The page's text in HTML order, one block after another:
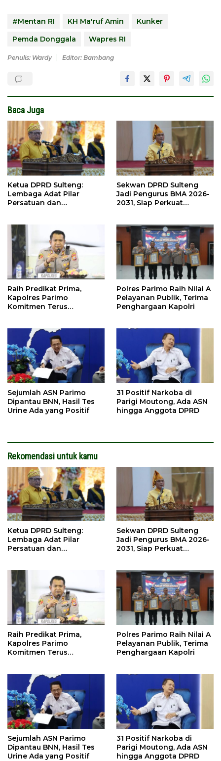
#Mentan RI KH Ma'ruf Amin
Kunker
Pemda Donggala
Wapres RI
Penulis: Wardy Editor: Bambang
Baca Juga
Ketua DPRD Sulteng:
Lembaga Adat Pilar
Persatuan dan
Sekwan DPRD Sulteng
Jadi Pengurus BMA 2026-
2031, Siap Perkuat
Raih Predikat Prima,
Kapolres Parimo
Komitmen Terus
Polres Parimo Raih Nilai A
Pelayanan Publik, Terima
Penghargaan Kapolri
Sejumlah ASN Parimo
Dipantau BNN, Hasil Tes
Urine Ada yang Positif
31 Positif Narkoba di
Parigi Moutong, Ada ASN
hingga Anggota DPRD
Rekomendasi untuk kamu
Ketua DPRD Sulteng:
Lembaga Adat Pilar
Persatuan dan
Sekwan DPRD Sulteng
Jadi Pengurus BMA 2026-
2031, Siap Perkuat
Raih Predikat Prima,
Kapolres Parimo
Komitmen Terus
Polres Parimo Raih Nilai A
Pelayanan Publik, Terima
Penghargaan Kapolri
Sejumlah ASN Parimo
Dipantau BNN, Hasil Tes
Urine Ada yang Positif
31 Positif Narkoba di
Parigi Moutong, Ada ASN
hingga Anggota DPRD